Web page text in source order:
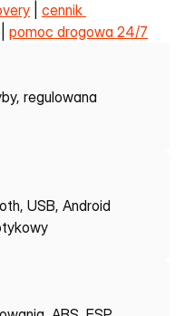
cennik
pomoc drogowa 24/7
regulowana
USB, Android